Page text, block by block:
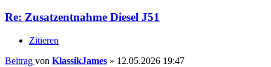
Re: Zusatzentnahme Diesel J51
Zitieren
Beitrag von KlassikJames » 12.05.2026 19:47